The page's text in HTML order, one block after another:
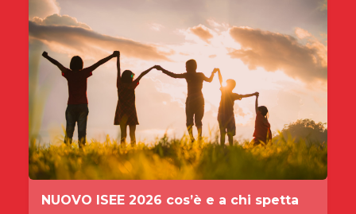
NUOVO ISEE 2026 cos’è e a chi spetta